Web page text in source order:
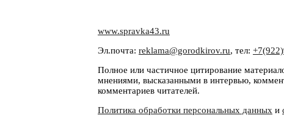
www.spravka43.ru
Эл.почта: reklama@gorodkirov.ru, тел:
Полное или частичное цитирование
мнениями, высказанными в интервью,
комментариев читателей.
Политика обработки персональных данных и